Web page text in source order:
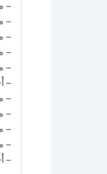
–
–
–
–
–
–
–
–
–
–
–